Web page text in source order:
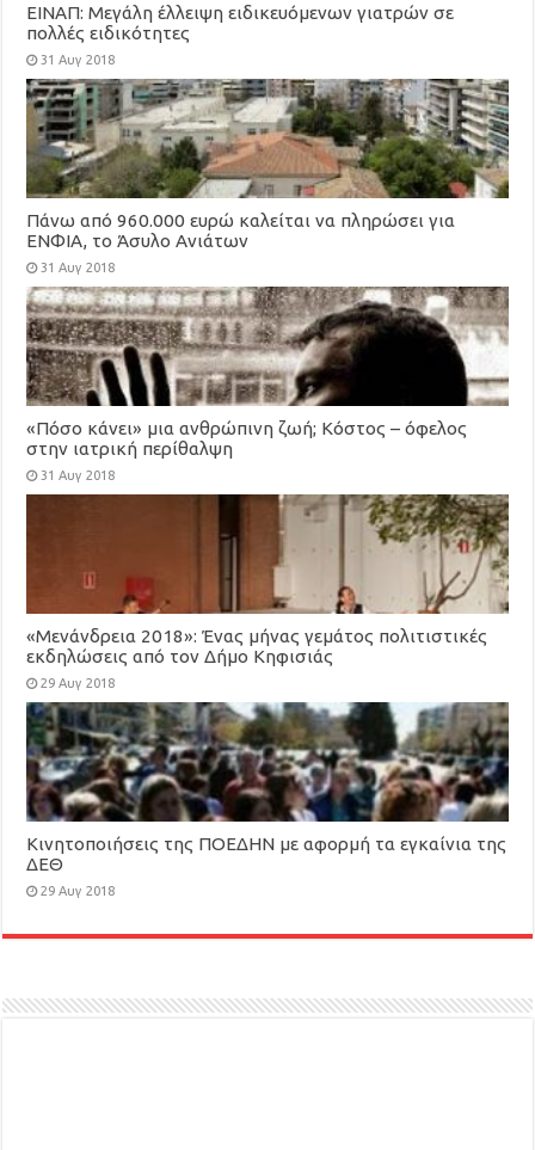
ΕΙΝΑΠ: Μεγάλη έλλειψη ειδικευόμενων γιατρών σε
πολλές ειδικότητες
31 Αυγ 2018
Πάνω από 960.000 ευρώ καλείται να πληρώσει για
ΕΝΦΙΑ, το Άσυλο Ανιάτων
31 Αυγ 2018
«Πόσο κάνει» μια ανθρώπινη ζωή; Κόστος – όφελος
στην ιατρική περίθαλψη
31 Αυγ 2018
«Μενάνδρεια 2018»: Ένας μήνας γεμάτος πολιτιστικές
εκδηλώσεις από τον Δήμο Κηφισιάς
29 Αυγ 2018
Κινητοποιήσεις της ΠΟΕΔΗΝ με αφορμή τα εγκαίνια της
ΔΕΘ
29 Αυγ 2018